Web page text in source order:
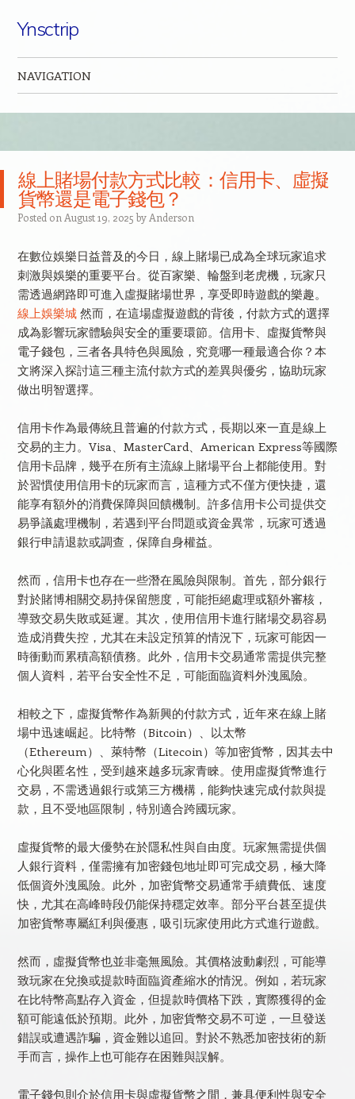
Ynsctrip
NAVIGATION
線上賭場付款方式比較：信用卡、虛擬
貨幣還是電子錢包？
Posted on August 19, 2025 by Anderson
在數位娛樂日益普及的今日，線上賭場已成為全球玩家追求
刺激與娛樂的重要平台。從百家樂、輪盤到老虎機，玩家只
需透過網路即可進入虛擬賭場世界，享受即時遊戲的樂趣。
線上娛樂城然而，在這場虛擬遊戲的背後，付款方式的選擇
成為影響玩家體驗與安全的重要環節。信用卡、虛擬貨幣與
電子錢包，三者各具特色與風險，究竟哪一種最適合你？本
文將深入探討這三種主流付款方式的差異與優劣，協助玩家
做出明智選擇。
信用卡作為最傳統且普遍的付款方式，長期以來一直是線上
交易的主力。Visa、MasterCard、American Express等國際
信用卡品牌，幾乎在所有主流線上賭場平台上都能使用。對
於習慣使用信用卡的玩家而言，這種方式不僅方便快捷，還
能享有額外的消費保障與回饋機制。許多信用卡公司提供交
易爭議處理機制，若遇到平台問題或資金異常，玩家可透過
銀行申請退款或調查，保障自身權益。
然而，信用卡也存在一些潛在風險與限制。首先，部分銀行
對於賭博相關交易持保留態度，可能拒絕處理或額外審核，
導致交易失敗或延遲。其次，使用信用卡進行賭場交易容易
造成消費失控，尤其在未設定預算的情況下，玩家可能因一
時衝動而累積高額債務。此外，信用卡交易通常需提供完整
個人資料，若平台安全性不足，可能面臨資料外洩風險。
相較之下，虛擬貨幣作為新興的付款方式，近年來在線上賭
場中迅速崛起。比特幣（Bitcoin）、以太幣
（Ethereum）、萊特幣（Litecoin）等加密貨幣，因其去中
心化與匿名性，受到越來越多玩家青睞。使用虛擬貨幣進行
交易，不需透過銀行或第三方機構，能夠快速完成付款與提
款，且不受地區限制，特別適合跨國玩家。
虛擬貨幣的最大優勢在於隱私性與自由度。玩家無需提供個
人銀行資料，僅需擁有加密錢包地址即可完成交易，極大降
低個資外洩風險。此外，加密貨幣交易通常手續費低、速度
快，尤其在高峰時段仍能保持穩定效率。部分平台甚至提供
加密貨幣專屬紅利與優惠，吸引玩家使用此方式進行遊戲。
然而，虛擬貨幣也並非毫無風險。其價格波動劇烈，可能導
致玩家在兌換或提款時面臨資產縮水的情況。例如，若玩家
在比特幣高點存入資金，但提款時價格下跌，實際獲得的金
額可能遠低於預期。此外，加密貨幣交易不可逆，一旦發送
錯誤或遭遇詐騙，資金難以追回。對於不熟悉加密技術的新
手而言，操作上也可能存在困難與誤解。
電子錢包則介於信用卡與虛擬貨幣之間，兼具便利性與安全